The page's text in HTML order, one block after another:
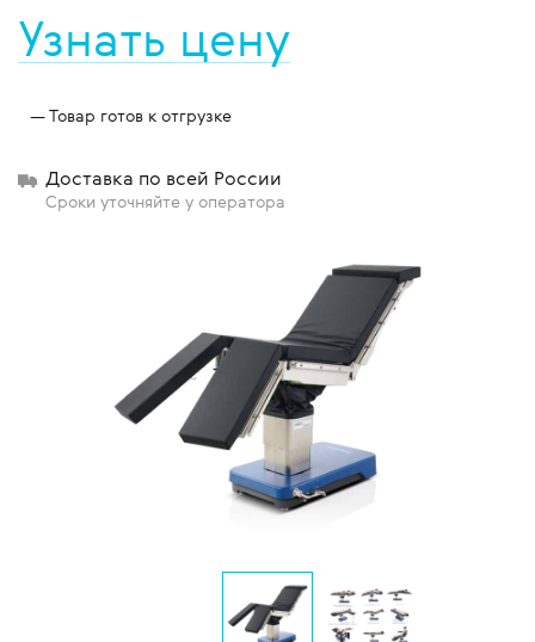
Узнать цену
Товар готов к отгрузке
Доставка по всей России
Сроки уточняйте у оператора